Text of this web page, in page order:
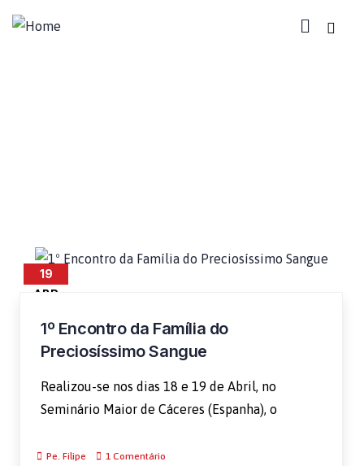
19
ABR
1º Encontro da Família do
Preciosíssimo Sangue
Realizou-se nos dias 18 e 19 de Abril, no
Seminário Maior de Cáceres (Espanha), o
Pe. Filipe 1 Comentário